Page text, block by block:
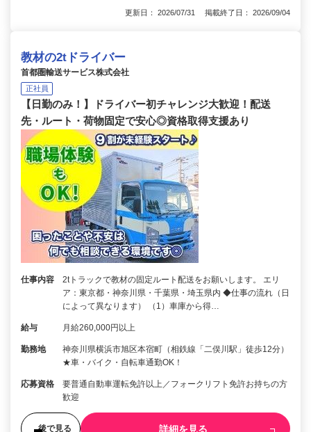
更新日： 2026/07/31 掲載終了日： 2026/09/04
教材の2tドライバー
首都圏輸送サービス株式会社
正社員
【日勤のみ！】ドライバー初チャレンジ大歓迎！配送
先・ルート・荷物固定で安心◎資格取得支援あり
仕事内容
2tトラックで教材の固定ルート配送をお願いします。 エリ
ア：東京都・神奈川県・千葉県・埼玉県内 ◆仕事の流れ（日
によって異なります） （1）車庫から得…
給与 月給260,000円以上
勤務地
神奈川県横浜市旭区本宿町（相鉄線「二俣川駅」徒歩12分）
★車・バイク・自転車通勤OK！
応募資格
要普通自動車運転免許以上／フォークリフト免許お持ちの方
歓迎
後で見る 詳細を見る